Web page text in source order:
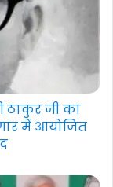
ठाकुर जी का
में आयोजित